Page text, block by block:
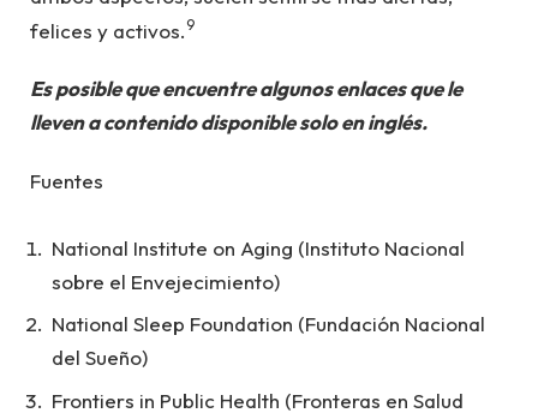
felices y activos. 9
Es posible que encuentre algunos enlaces que le
lleven a contenido disponible solo en inglés.
Fuentes
National Institute on Aging (Instituto Nacional
sobre el Envejecimiento)
National Sleep Foundation (Fundación Nacional
del Sueño)
Frontiers in Public Health (Fronteras en Salud